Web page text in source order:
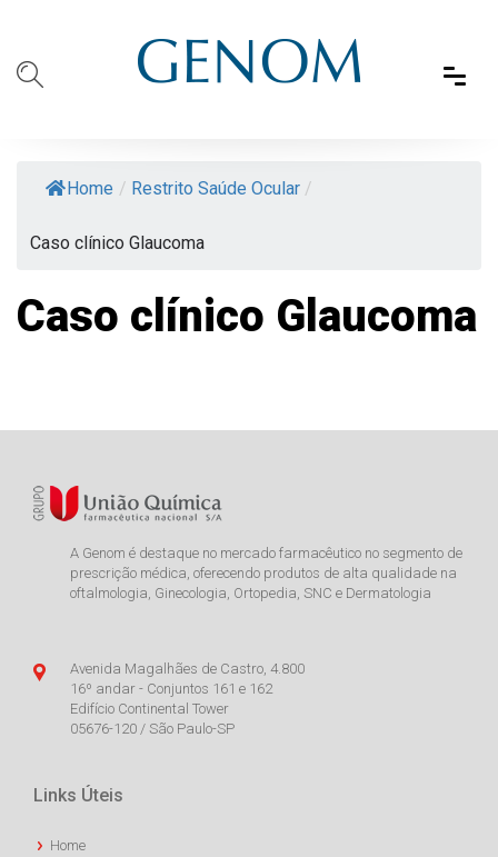
Home / Restrito Saúde Ocular /
Caso clínico Glaucoma
Caso clínico Glaucoma
A Genom é destaque no mercado farmacêutico no segmento de
prescrição médica, oferecendo produtos de alta qualidade na
oftalmologia, Ginecologia, Ortopedia, SNC e Dermatologia
Avenida Magalhães de Castro, 4.800
16º andar - Conjuntos 161 e 162
Edifício Continental Tower
05676-120 / São Paulo-SP
Links Úteis
Home